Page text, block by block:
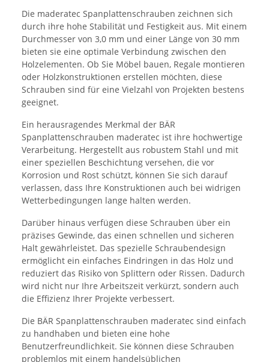
Die maderatec Spanplattenschrauben zeichnen sich
durch ihre hohe Stabilität und Festigkeit aus. Mit einem
Durchmesser von 3,0 mm und einer Länge von 30 mm
bieten sie eine optimale Verbindung zwischen den
Holzelementen. Ob Sie Möbel bauen, Regale montieren
oder Holzkonstruktionen erstellen möchten, diese
Schrauben sind für eine Vielzahl von Projekten bestens
geeignet.
Ein herausragendes Merkmal der BÄR
Spanplattenschrauben maderatec ist ihre hochwertige
Verarbeitung. Hergestellt aus robustem Stahl und mit
einer speziellen Beschichtung versehen, die vor
Korrosion und Rost schützt, können Sie sich darauf
verlassen, dass Ihre Konstruktionen auch bei widrigen
Wetterbedingungen lange halten werden.
Darüber hinaus verfügen diese Schrauben über ein
präzises Gewinde, das einen schnellen und sicheren
Halt gewährleistet. Das spezielle Schraubendesign
ermöglicht ein einfaches Eindringen in das Holz und
reduziert das Risiko von Splittern oder Rissen. Dadurch
wird nicht nur Ihre Arbeitszeit verkürzt, sondern auch
die Effizienz Ihrer Projekte verbessert.
Die BÄR Spanplattenschrauben maderatec sind einfach
zu handhaben und bieten eine hohe
Benutzerfreundlichkeit. Sie können diese Schrauben
problemlos mit einem handelsüblichen